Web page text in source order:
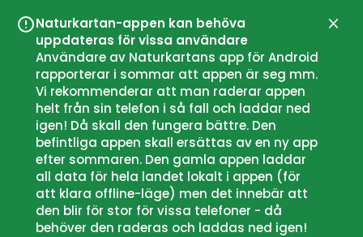
Naturkartan-appen kan behöva
uppdateras för vissa användare
Användare av Naturkartans app för Android
rapporterar i sommar att appen är seg mm.
Vi rekommenderar att man raderar appen
helt från sin telefon i så fall och laddar ned
igen! Då skall den fungera bättre. Den
befintliga appen skall ersättas av en ny app
efter sommaren. Den gamla appen laddar
all data för hela landet lokalt i appen (för
att klara offline-läge) men det innebär att
den blir för stor för vissa telefoner - då
behöver den raderas och laddas ned igen!